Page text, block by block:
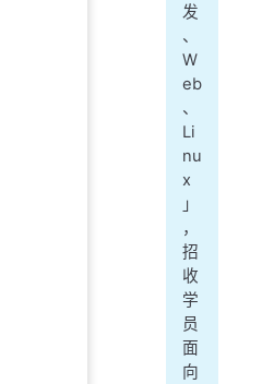
发
、
W
eb
、
Li
nu
x
」
，
招
收
学
员
面
向